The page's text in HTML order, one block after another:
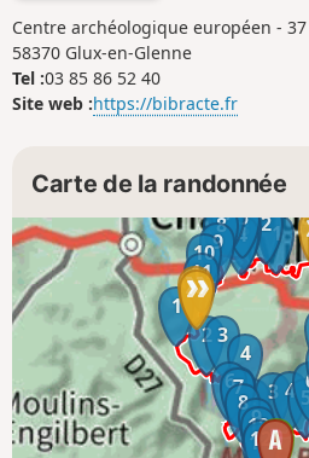
Centre archéologique européen -
58370 Glux-en-Glenne
Tel :03 85 86 52 40
Site web :https://bibracte.fr
Carte de la randonnée
1
2 3 4
1
2
3
4
5
6
7
8
9
10
11
1
2 3
4
5
67
8
9
10
11
12